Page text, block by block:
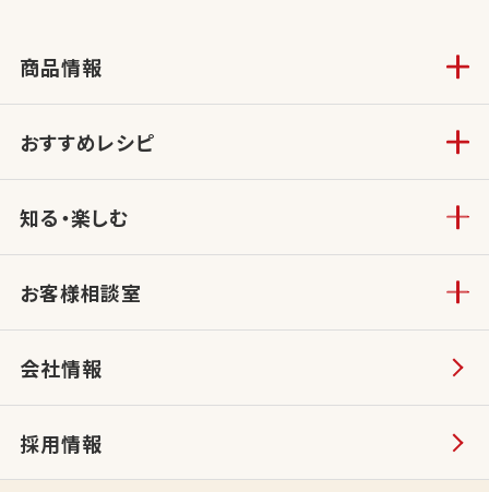
商品情報
おすすめレシピ
知る・楽しむ
お客様相談室
会社情報
採用情報